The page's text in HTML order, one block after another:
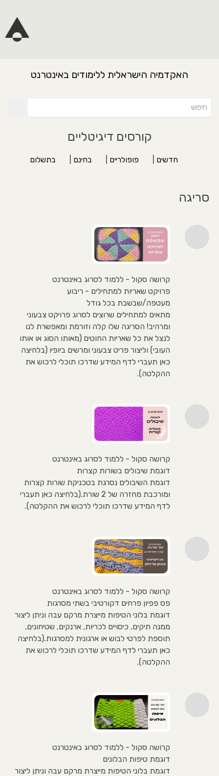
האקדמיה הישראלית ללימודים באינטרנט
קורסים דיגיטליים
חדשים פופולריים בחינם בתשלום
סריגה
קרושה סקול - ללמוד לסרוג באינטרנט
פרויקט שאריות למתחילים - ריבוע
מעטפה/שבשבת בכל גודל
מתאים למתחילים שרוצים לסרוג פרויקט צבעוני
ומרהיב! הסריגה שלו קלה וזורמת ומאפשרת לנו
לנצל את כל שאריות החוטים (מאותו הסוג או אותו
העובי) וליצור פריט צבעוני ומרשים ביופיו (בלחיצה
כאן תעברי לדף המידע שדרכו תוכלי לרכוש את
ההקלטה).
קרושה סקול - ללמוד לסרוג באינטרנט
דוגמת שיבולים בשורות קצרות
דוגמת השיבולים נסרגת בטכניקת שורות קצרות
ומורכבת מחזרה של 2 שורת.(בלחיצה כאן תעברי
לדף המידע שדרכו תוכלי לרכוש את ההקלטה).
קרושה סקול - ללמוד לסרוג באינטרנט
פס פפיון פרחים דקורטיבי בשתי מסרגות
דוגמת בלוני הטיפות מייצרת מרקם עבה וניתן ליצור
ממנה תיקים, כיסויים לכריות, ארנקים, שטיחונים,
תוספת לפרטי לבוש או ארגונית למסרגות.(בלחיצה
כאן תעברי לדף המידע שדרכו תוכלי לרכוש את
ההקלטה).
קרושה סקול - ללמוד לסרוג באינטרנט
דוגמת טיפות הבלונים
דוגמת בלוני הטיפות מייצרת מרקם עבה וניתן ליצור